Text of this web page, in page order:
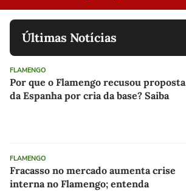
Últimas Notícias
FLAMENGO
Por que o Flamengo recusou proposta
da Espanha por cria da base? Saiba
FLAMENGO
Fracasso no mercado aumenta crise
interna no Flamengo; entenda